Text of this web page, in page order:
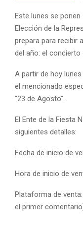
Este lunes se
Elección de la
prepara para recibir
del año: el concierto
A partir de hoy
el mencionado
“23 de Agosto”.
El Ente de la Fiesta
siguientes detalles:
Fecha de inicio de
Hora de inicio de
Plataforma de
el primer